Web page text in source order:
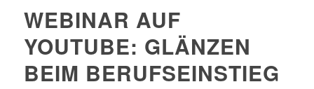
WEBINAR AUF
YOUTUBE: GLÄNZEN
BEIM BERUFSEINSTIEG